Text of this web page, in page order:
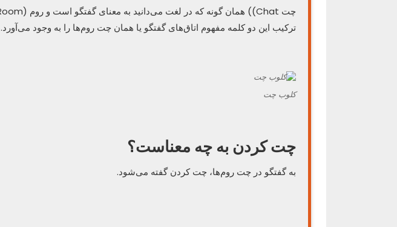
ترکیب این دو کلمه مفهوم اتاق‌های گفتگو یا همان چت روم‌ها ‌را به وجود می‌آورد.
کلوب چت
چت کردن به چه معناست؟
به گفتگو در چت روم‌ها، چت کردن گفته می‌شود.